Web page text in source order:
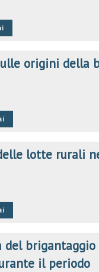
origini della
lotte rurali
del
il periodo